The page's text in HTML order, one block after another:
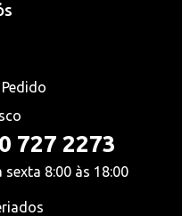
727 2273
sexta 8:00 às 18:00